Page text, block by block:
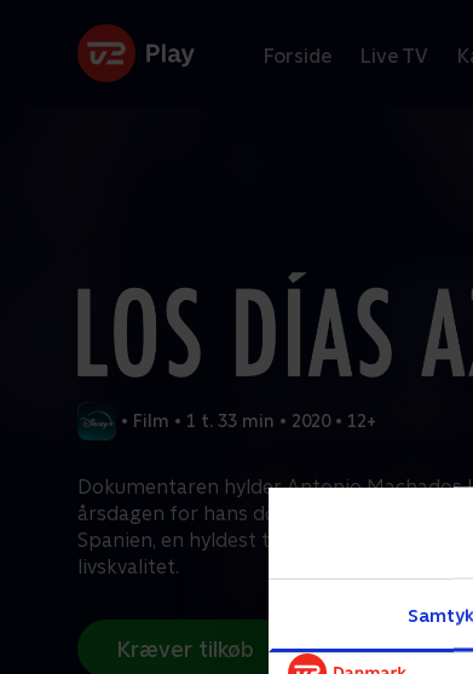
Forside Live TV
• Film • 1 t. 33 min • 2020 • 12+
Dokumentaren hylder Antonio Machados
årsdagen for hans død. Poetens liv
Spanien, en hyldest til kulturens
livskvalitet.
Kræver tilkøb